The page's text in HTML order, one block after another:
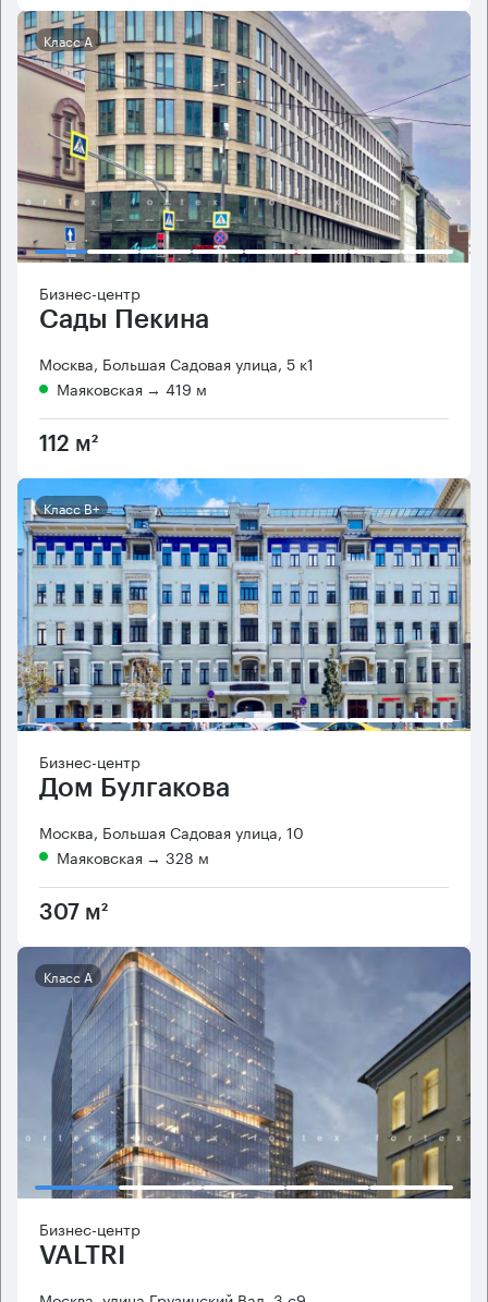
Класс А
Бизнес-центр
Сады Пекина
Москва, Большая Садовая улица, 5 к1
Маяковская → 419 м
112 м²
Класс B+
Бизнес-центр
Дом Булгакова
Москва, Большая Садовая улица, 10
Маяковская → 328 м
307 м²
Класс А
Бизнес-центр
VALTRI